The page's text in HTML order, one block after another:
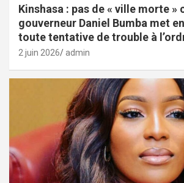
Kinshasa : pas de « ville morte »
gouverneur Daniel Bumba met
toute tentative de trouble à
2 juin 2026 admin